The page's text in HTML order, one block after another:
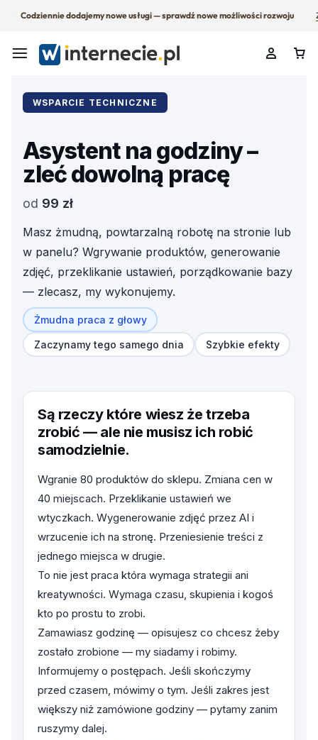
Codziennie dodajemy nowe usługi — sprawdź nowe możliwości rozwoju
WSPARCIE TECHNICZNE
Asystent na godziny –
zleć dowolną pracę
od 99 zł
Masz żmudną, powtarzalną robotę na stronie lub
w panelu? Wgrywanie produktów, generowanie
zdjęć, przeklikanie ustawień, porządkowanie bazy
— zlecasz, my wykonujemy.
Żmudna praca z głowy
Zaczynamy tego samego dnia Szybkie efekty
Są rzeczy które wiesz że trzeba
zrobić — ale nie musisz ich robić
samodzielnie.
Wgranie 80 produktów do sklepu. Zmiana cen w
40 miejscach. Przeklikanie ustawień we
wtyczkach. Wygenerowanie zdjęć przez AI i
wrzucenie ich na stronę. Przeniesienie treści z
jednego miejsca w drugie.
To nie jest praca która wymaga strategii ani
kreatywności. Wymaga czasu, skupienia i kogoś
kto po prostu to zrobi.
Zamawiasz godzinę — opisujesz co chcesz żeby
zostało zrobione — my siadamy i robimy.
Informujemy o postępach. Jeśli skończymy
przed czasem, mówimy o tym. Jeśli zakres jest
większy niż zamówione godziny — pytamy zanim
ruszymy dalej.